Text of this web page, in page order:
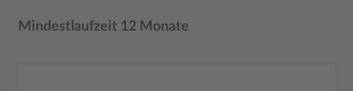
Mindestlaufzeit 12 Monate